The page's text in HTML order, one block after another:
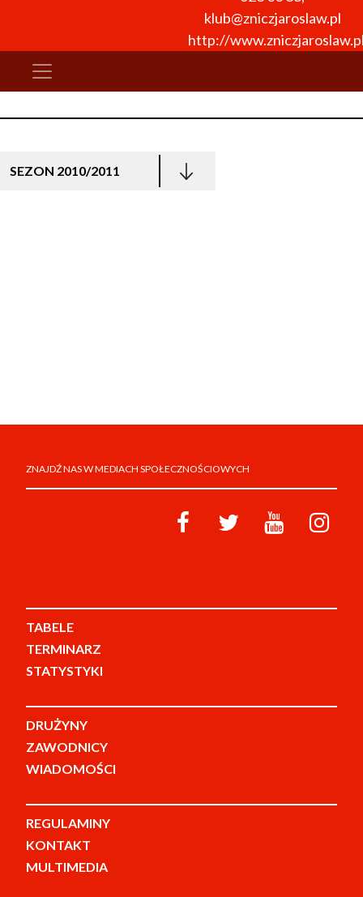
klub@zniczjaroslaw.pl
http://
SEZON 2010/2011
ZNAJDŹ NAS W MEDIACH SPOŁECZNOŚCIOWYCH
TABELE
TERMINARZ
STATYSTYKI
DRUŻYNY
ZAWODNICY
WIADOMOŚCI
REGULAMINY
KONTAKT
MULTIMEDIA